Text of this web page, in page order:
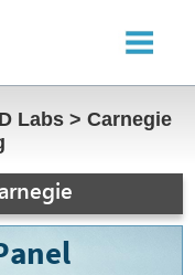
Labs > Carnegie